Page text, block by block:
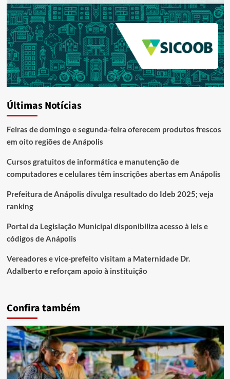
Últimas Notícias
Feiras de domingo e segunda-feira oferecem produtos frescos
em oito regiões de Anápolis
Cursos gratuitos de informática e manutenção de
computadores e celulares têm inscrições abertas em Anápolis
Prefeitura de Anápolis divulga resultado do Ideb 2025; veja
ranking
Portal da Legislação Municipal disponibiliza acesso à leis e
códigos de Anápolis
Vereadores e vice-prefeito visitam a Maternidade Dr.
Adalberto e reforçam apoio à instituição
Confira também